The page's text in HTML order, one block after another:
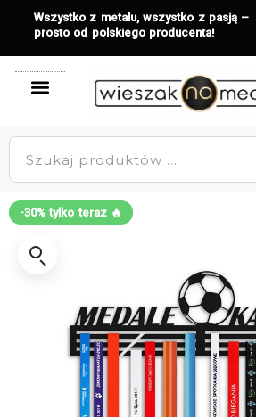
Wszystko z metalu, wszystko z pasją –
prosto od polskiego producenta!
-30% tylko teraz 🔥